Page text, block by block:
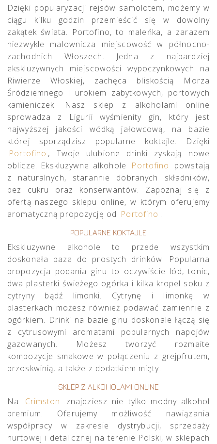
Dzięki popularyzacji rejsów samolotem, możemy w
ciągu kilku godzin przemieścić się w dowolny
zakątek świata. Portofino, to maleńka, a zarazem
niezwykle malownicza miejscowość w północno-
zachodnich Włoszech. Jedna z najbardziej
ekskluzywnych miejscowości wypoczynkowych na
Riwierze Włoskiej, zachęca bliskością Morza
Śródziemnego i urokiem zabytkowych, portowych
kamieniczek. Nasz sklep z alkoholami online
sprowadza z Ligurii wyśmienity gin, który jest
najwyższej jakości wódką jałowcową, na bazie
której sporządzisz popularne koktajle. Dzięki
Portofino , Twoje ulubione drinki zyskają nowe
oblicze. Ekskluzywne alkohole
Portofino
powstają
z naturalnych, starannie dobranych składników,
bez cukru oraz konserwantów. Zapoznaj się z
ofertą naszego sklepu online, w którym oferujemy
aromatyczną propozycję od Portofino .
POPULARNE KOKTAJLE
Ekskluzywne alkohole to przede wszystkim
doskonała baza do prostych drinków. Popularna
propozycja podania ginu to oczywiście lód, tonic,
dwa plasterki świeżego ogórka i kilka kropel soku z
cytryny bądź limonki. Cytrynę i limonkę w
plasterkach możesz również podawać zamiennie z
ogórkiem. Drinki na bazie ginu doskonale łączą się
z cytrusowymi aromatami popularnych napojów
gazowanych. Możesz tworzyć rozmaite
kompozycje smakowe w połączeniu z grejpfrutem,
brzoskwinią, a także z dodatkiem mięty.
SKLEP Z ALKOHOLAMI ONLINE
Na Crimston
znajdziesz nie tylko modny alkohol
premium. Oferujemy możliwość nawiązania
współpracy w zakresie dystrybucji, sprzedaży
hurtowej i detalicznej na terenie Polski, w sklepach